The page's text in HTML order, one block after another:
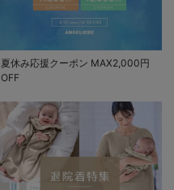
夏休み応援クーポン MAX2,000円
OFF